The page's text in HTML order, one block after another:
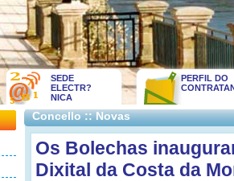
SEDE
ELECTR?
NICA
PERFIL DO
Concello :: Novas
Os Bolechas
Dixital da Costa da